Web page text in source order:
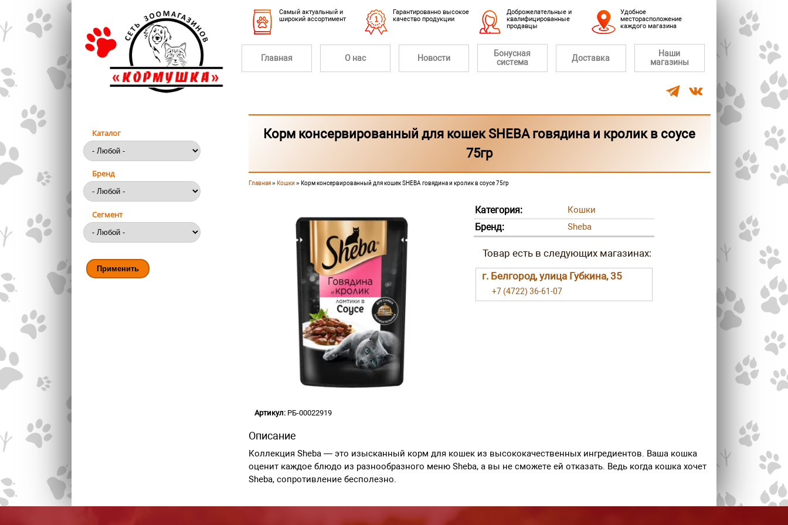
Перейти к основному содержанию
Cамый актуальный и
широкий ассортимент
Гарантированно высокое
качество продукции
Доброжелательные и
квалифицированные
продавцы
Удобное
месторасположение
каждого магазина
Главная О нас Новости
Бонусная
система
Доставка
Наши
магазины
Корм консервированный для кошек SHEBA говядина и кролик в соусе
75гр
Вы здесь
Главная» Кошки » Корм консервированный для кошек SHEBA говядина и кролик в соусе 75гр
Артикул:РБ-00022919
Категория: Кошки
Бренд: Sheba
г. Белгород, улица Губкина, 35
+7 (4722) 36-61-07
Описание
Коллекция Sheba — это изысканный корм для кошек из высококачественных ингредиентов. Ваша кошка
оценит каждое блюдо из разнообразного меню Sheba, а вы не сможете ей отказать. Ведь когда кошка хочет
Sheba, сопротивление бесполезно.
Каталог
Бренд
Сегмент